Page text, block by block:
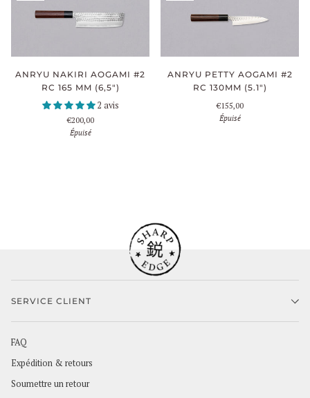
ANRYU NAKIRI AOGAMI #2
RC 165 MM (6,5")
2 avis
€200,00
Épuisé
ANRYU PETTY AOGAMI #2
RC 130MM (5.1")
€155,00
Épuisé
SERVICE CLIENT
FAQ
Expédition & retours
Soumettre un retour